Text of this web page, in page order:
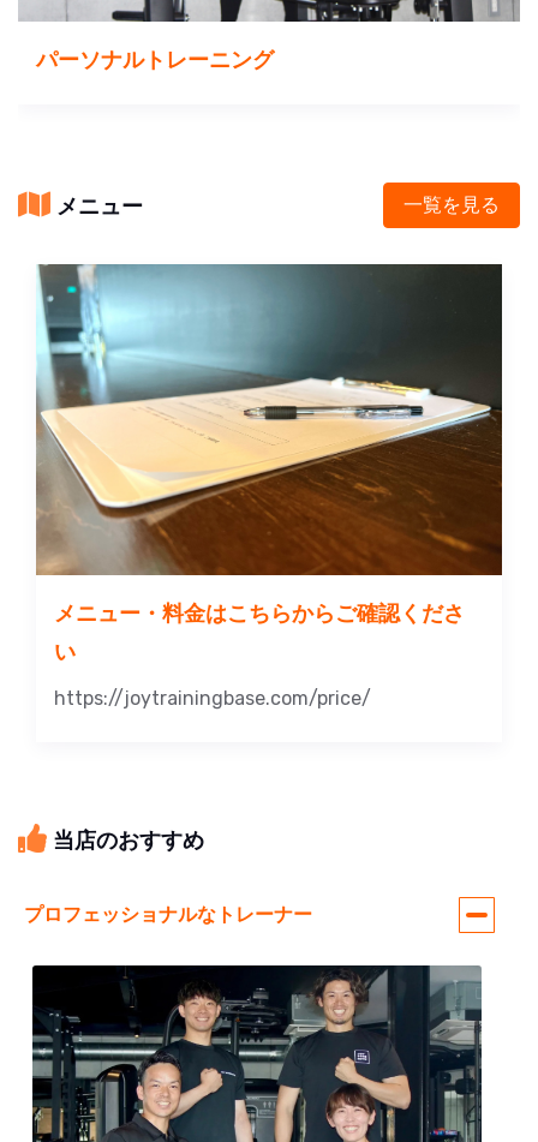
パーソナルトレーニング
メニュー 一覧を見る
メニュー・料金はこちらからご確認くださ
い
https://joytrainingbase.com/price/
当店のおすすめ
プロフェッショナルなトレーナー